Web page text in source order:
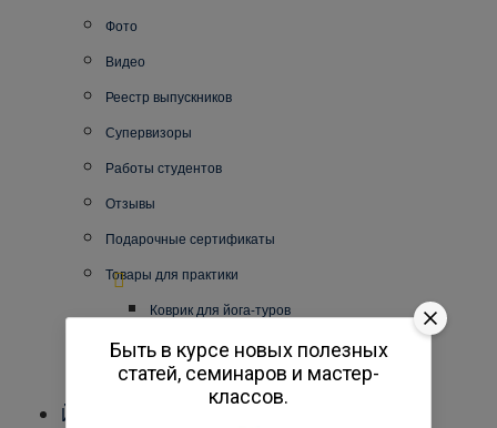
Фото
Видео
Реестр выпускников
Супервизоры
Работы студентов
Отзывы
Подарочные сертификаты
Товары для практики
Коврик для йога-туров
Международный Йога Альянс
Контакты
Йога-туры
Быть в курсе новых полезных
статей, семинаров и мастер-
классов.